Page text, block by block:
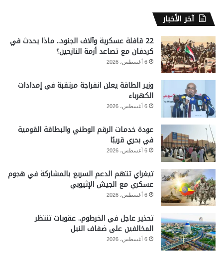
آخر الأخبار
22 قافلة عسكرية وآلاف الجنود.. ماذا يحدث في
كردفان مع تصاعد أزمة النازحين؟
6 أغسطس، 2026
وزير الطاقة يعلن انفراجة مرتقبة في إمدادات
الكهرباء
6 أغسطس، 2026
عودة خدمات الرقم الوطني والبطاقة القومية
في بحري قريبًا
6 أغسطس، 2026
تيغراي تتهم الدعم السريع بالمشاركة في هجوم
عسكري مع الجيش الإثيوبي
6 أغسطس، 2026
تحذير عاجل في الخرطوم.. عقوبات تنتظر
المخالفين على ضفاف النيل
6 أغسطس، 2026